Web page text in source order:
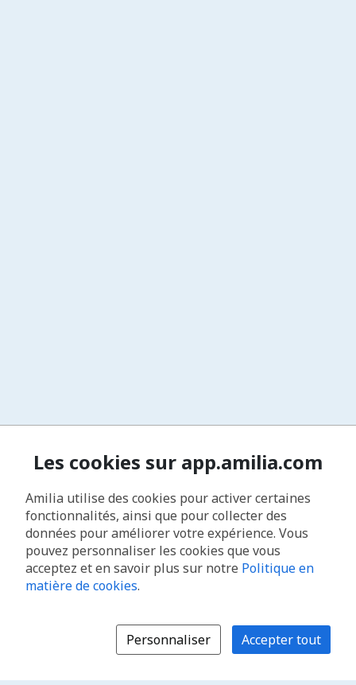
Les cookies sur app.amilia.com
Amilia utilise des cookies pour activer certaines
fonctionnalités, ainsi que pour collecter des
données pour améliorer votre expérience. Vous
pouvez personnaliser les cookies que vous
acceptez et en savoir plus sur notre Politique en
matière de cookies.
Personnaliser Accepter tout